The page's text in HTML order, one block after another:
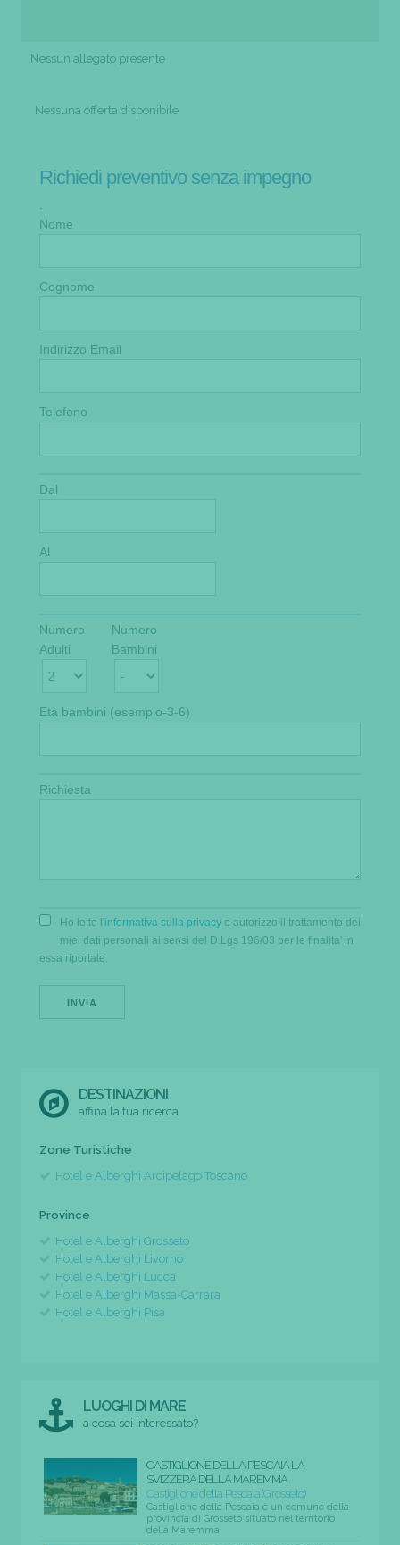
Nessun allegato presente
Nessuna offerta disponibile
Richiedi preventivo senza impegno
.
Nome
Cognome
Indirizzo Email
Telefono
Dal
Al
Numero
Adulti
Numero
Bambini
Età bambini (esempio-3-6)
Richiesta
Ho letto l'informativa sulla privacy e autorizzo il trattamento dei
miei dati personali ai sensi del D.Lgs 196/03 per le finalita' in
essa riportate.
DESTINAZIONI
affina la tua ricerca
Zone Turistiche
Hotel e Alberghi Arcipelago Toscano
Province
Hotel e Alberghi Grosseto
Hotel e Alberghi Livorno
Hotel e Alberghi Lucca
Hotel e Alberghi Massa-Carrara
Hotel e Alberghi Pisa
LUOGHI DI MARE
a cosa sei interessato?
CASTIGLIONE DELLA PESCAIA LA
SVIZZERA DELLA MAREMMA
Castiglione della Pescaia (Grosseto)
Castiglione della Pescaia è un comune della
provincia di Grosseto situato nel territorio
della Maremma.